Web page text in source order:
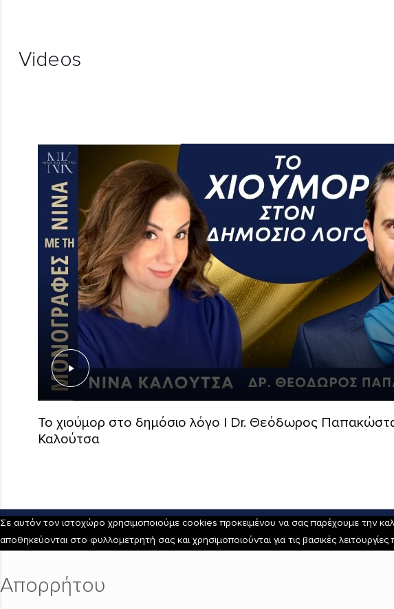
Videos
Το χιούμορ στο δημόσιο λόγο | Dr. Θεόδωρος
Καλούτσα
Σε αυτόν τον ιστοχώρο χρησιμοποιούμε cookies προκειμένου να σας παρέχουμε την
αποθηκεύονται στο φυλλομετρητή σας και χρησιμοποιούνται για τις βασικές
Απορρήτου